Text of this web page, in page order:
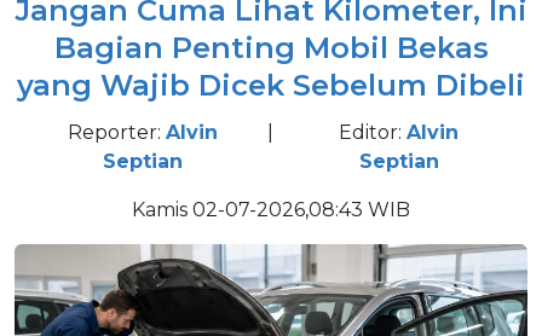
Jangan Cuma Lihat Kilometer, Ini
Bagian Penting Mobil Bekas
yang Wajib Dicek Sebelum Dibeli
Reporter: Alvin
Septian
Editor:Alvin
Septian
Kamis 02-07-2026,08:43 WIB